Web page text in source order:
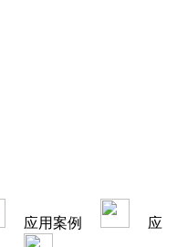
应用案例 应